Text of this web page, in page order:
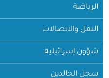
الرياضة
النقل والاتصالات
شؤون إسرائيلية
سجل الخالدين